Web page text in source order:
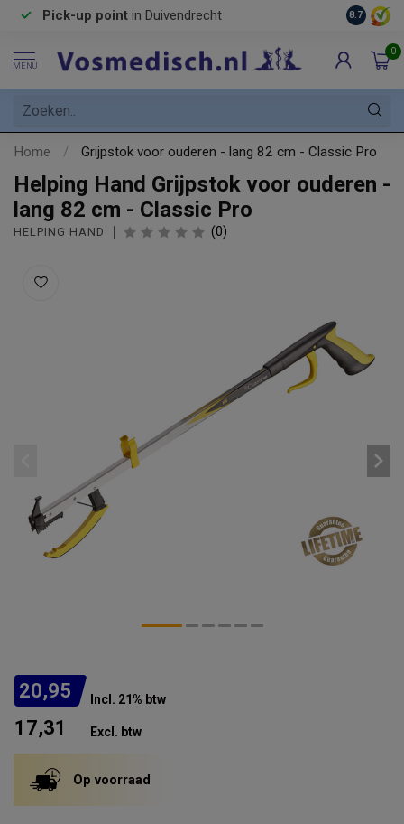
Pick-up point in Duivendrecht 8.7
MENU
0
Home / Grijpstok voor ouderen - lang 82 cm - Classic Pro
Helping Hand Grijpstok voor ouderen -
lang 82 cm - Classic Pro
HELPING HAND (0)
20,95 Incl. 21% btw
17,31 Excl. btw
Op voorraad